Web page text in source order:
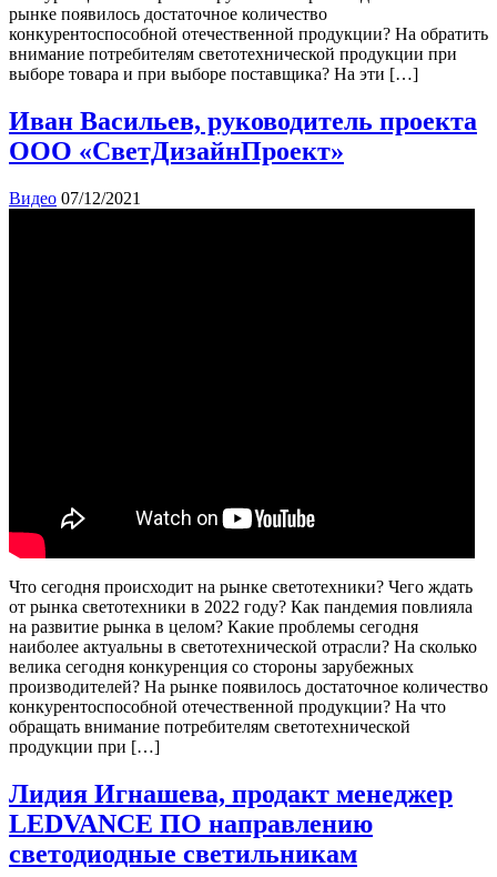
рынке появилось достаточное количество
конкурентоспособной отечественной продукции? На обратить
внимание потребителям светотехнической продукции при
выборе товара и при выборе поставщика? На эти […]
Иван Васильев, руководитель проекта
ООО «СветДизайнПроект»
Видео 07/12/2021
Что сегодня происходит на рынке светотехники? Чего ждать
от рынка светотехники в 2022 году? Как пандемия повлияла
на развитие рынка в целом? Какие проблемы сегодня
наиболее актуальны в светотехнической отрасли? На сколько
велика сегодня конкуренция со стороны зарубежных
производителей? На рынке появилось достаточное количество
конкурентоспособной отечественной продукции? На что
обращать внимание потребителям светотехнической
продукции при […]
Лидия Игнашева, продакт менеджер
LEDVANCE ПО направлению
светодиодные светильникам